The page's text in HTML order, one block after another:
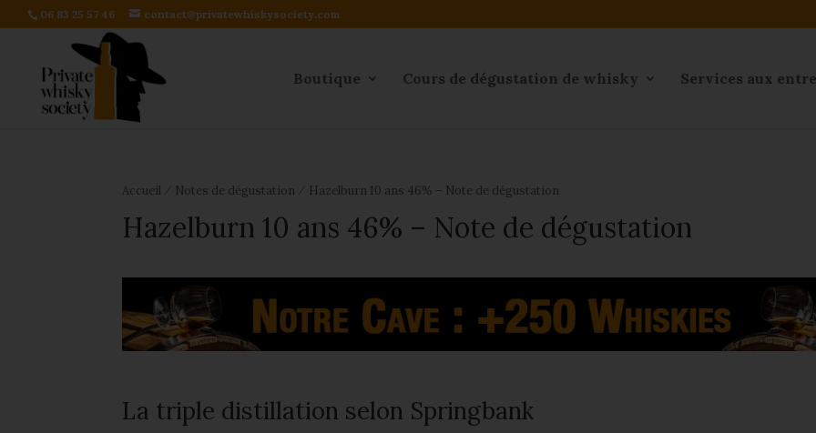
06 83 25 57 46 contact@privatewhiskysociety.com
Boutique Cours de dégustation de whisky Services aux
Accueil Notes de dégustation Hazelburn 10 ans 46% – Note de dégustation
Hazelburn 10 ans 46% – Note de dégustation
La triple distillation selon Springbank